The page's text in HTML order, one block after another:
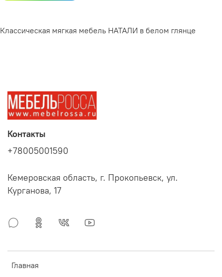
Классическая мягкая мебель НАТАЛИ в белом глянце
Главная
Контакты
+78005001590
Кемеровская область, г. Прокопьевск, ул.
Курганова, 17